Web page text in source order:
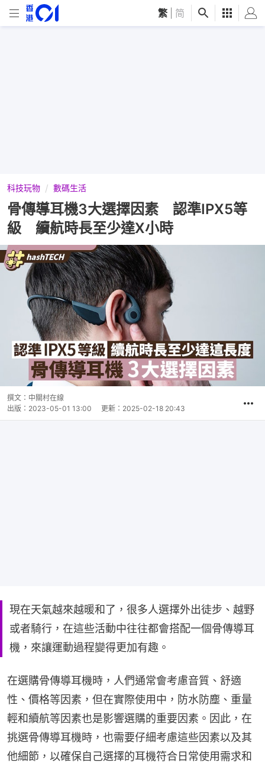
繁 简
科技玩物 數碼生活
骨傳導耳機3大選擇因素 認準IPX5等
級 續航時長至少達X小時
撰文： 中關村在線
出版： 2023-05-01 13:00 更新： 2025-02-18 20:43
現在天氣越來越暖和了，很多人選擇外出徒步、越野
或者騎行，在這些活動中往往都會搭配一個骨傳導耳
機，來讓運動過程變得更加有趣。
在選購骨傳導耳機時，人們通常會考慮音質、舒適
性、價格等因素，但在實際使用中，防水防塵、重量
輕和續航等因素也是影響選購的重要因素。因此，在
挑選骨傳導耳機時，也需要仔細考慮這些因素以及其
他細節，以確保自己選擇的耳機符合日常使用需求和